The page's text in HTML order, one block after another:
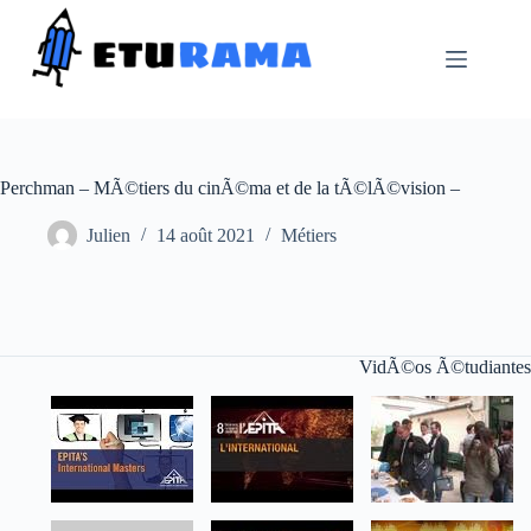
contenu
Perchman – MÃ©tiers du cinÃ©ma et de la tÃ©lÃ©vision –
Julien 14 août 2021 Métiers
VidÃ©os Ã©tudiantes